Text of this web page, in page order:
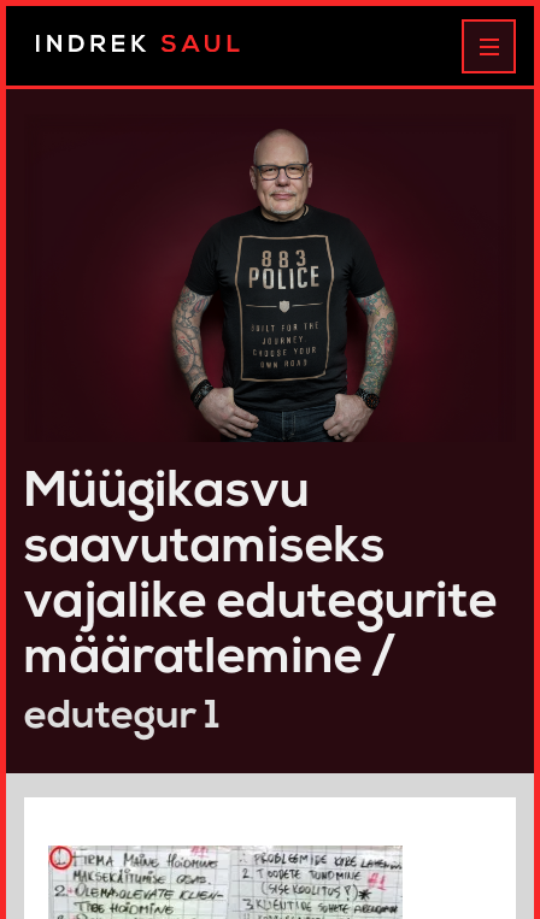
Indrek
Müügikasvu
saavutamiseks
vajalike edutegurite
määratlemine /
edutegur 1